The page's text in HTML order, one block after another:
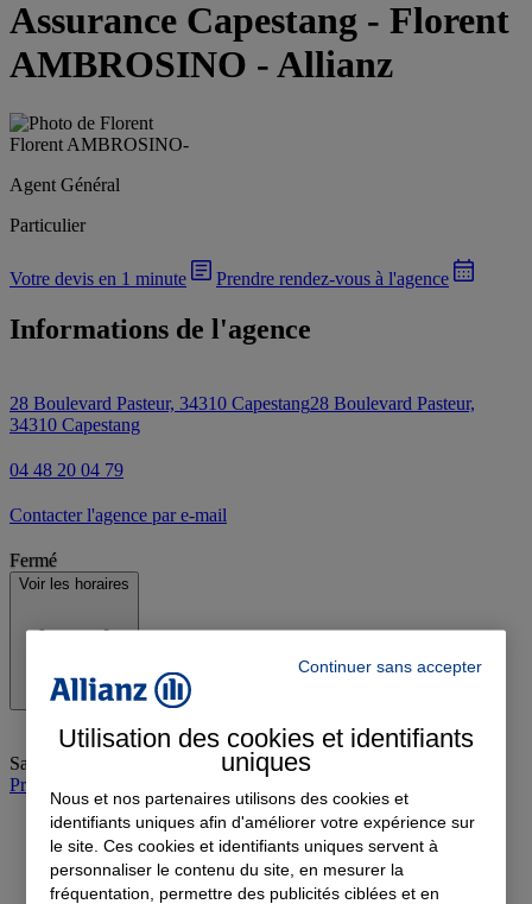
Assurance Capestang - Florent
AMBROSINO - Allianz
Florent AMBROSINO-
Agent Général
Particulier
Votre devis en 1 minute Prendre rendez-vous à l'agence
Informations de l'agence
28 Boulevard Pasteur, 34310 Capestang28 Boulevard Pasteur,
34310 Capestang
04 48 20 04 79
Contacter l'agence par e-mail
Fermé
Voir les horaires
Samedi
Prendre rendez-vous à l'agence
Continuer sans accepter
Utilisation des cookies et identifiants
uniques
Nous et nos partenaires utilisons des cookies et
identifiants uniques afin d'améliorer votre expérience sur
le site. Ces cookies et identifiants uniques servent à
personnaliser le contenu du site, en mesurer la
fréquentation, permettre des publicités ciblées et en